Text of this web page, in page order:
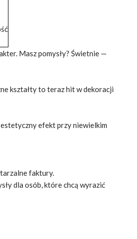
Masz pomysły? Świetnie —
kształty to teraz hit w dekoracji
efekt przy niewielkim
faktury.
dla osób, które chcą wyrazić